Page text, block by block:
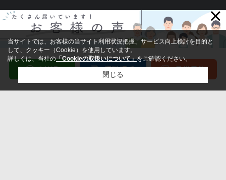
×
当サイトでは、お客様の当サイト利用状況把握、サービス向上検討を目的と
して、クッキー（Cookie）を使用しています。
詳しくは、当社の「Cookieの取扱いについて」をご確認ください。
閉じる